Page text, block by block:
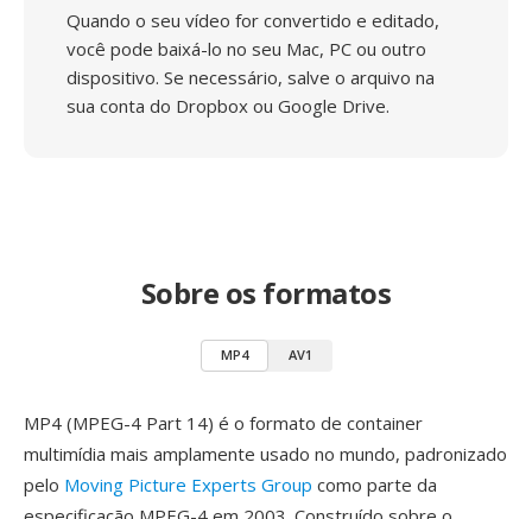
Quando o seu vídeo for convertido e editado,
você pode baixá-lo no seu Mac, PC ou outro
dispositivo. Se necessário, salve o arquivo na
sua conta do Dropbox ou Google Drive.
Sobre os formatos
MP4 AV1
MP4 (MPEG-4 Part 14) é o formato de container
multimídia mais amplamente usado no mundo, padronizado
pelo Moving Picture Experts Group como parte da